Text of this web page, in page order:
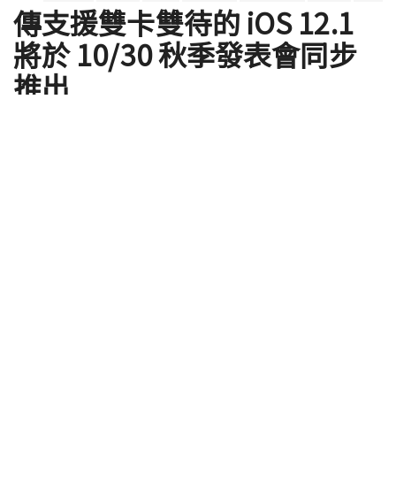
傳支援雙卡雙待的 iOS 12.1
將於 10/30 秋季發表會同步
推出